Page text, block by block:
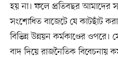
হয় না। ফলে প্রতিবছর আমাদের
সংশোধিত বাজেটে যে কাটছাঁট
বিভিন্ন উন্নয়ন কর্মকাণ্ডের ওপরে।
বাদ দিয়ে রাজনৈতিক বিবেচনায়